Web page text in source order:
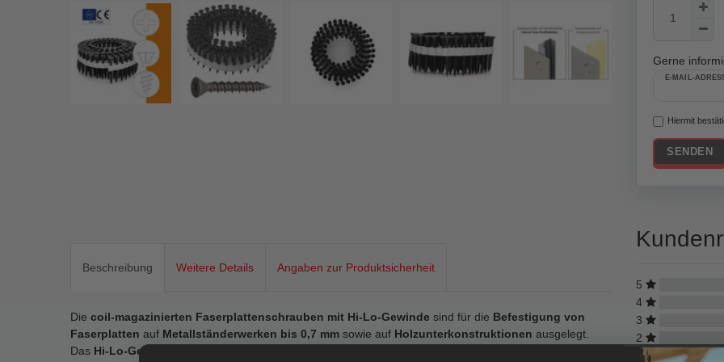
Gerne
E-MAIL-
Hiermit
SENDEN
Beschreibung Weitere Details Angaben zur Produktsicherheit
Die coil-magazinierten Faserplattenschrauben mit Hi-Lo-Gewinde sind für die Befestigung von
Faserplatten auf Metallständerwerken bis 0,7 mm sowie auf Holzunterkonstruktionen ausgelegt.
Das Hi-Lo-Gewinde
5
4
3
2
1